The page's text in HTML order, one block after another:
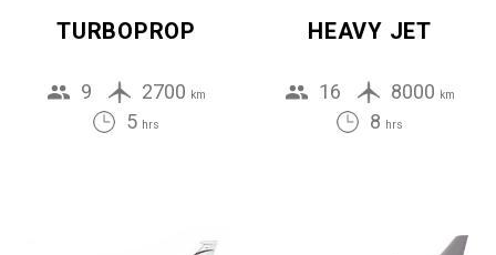
TURBOPROP
9 2700 km
5 hrs
HEAVY JET
16 8000 km
8 hrs